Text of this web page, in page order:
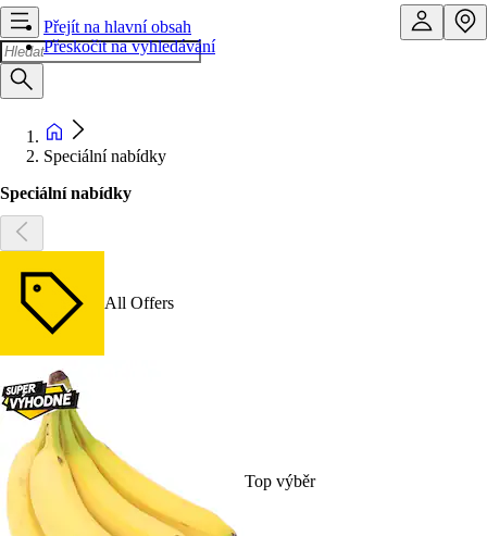
Přejít na hlavní obsah
Přeskočit na vyhledávání
Speciální nabídky
Speciální nabídky
All Offers
Top výběr